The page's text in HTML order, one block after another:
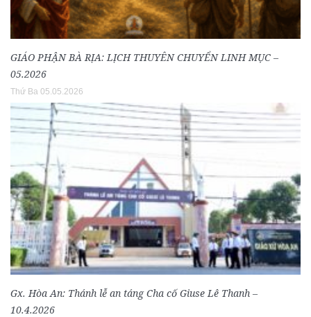
GIÁO PHẬN BÀ RỊA: LỊCH THUYÊN CHUYỂN LINH MỤC –
05.2026
Thứ Ba 05.05.2026
Gx. Hòa An: Thánh lễ an táng Cha cố Giuse Lê Thanh –
10.4.2026